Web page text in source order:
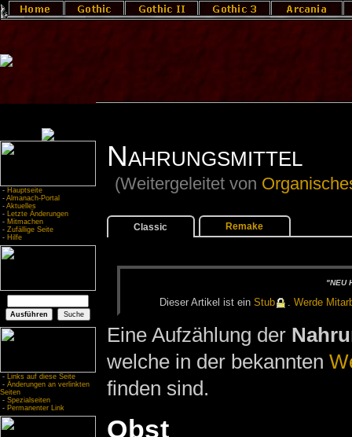
- Hauptseite
- Almanach-Portal
- Aktuelles
- Letzte Änderungen
- Mitmachen
- Zufällige Seite
- Hilfe
- Links auf diese Seite
- Änderungen an verlinkten
Seiten
- Spezialseiten
- Permanenter Link
Nahrungsmittel
(Weitergeleitet von
Classic Remake
"NEU
Die­ser Ar­ti­kel ist ein Stub Wer­de
Eine Aufzählung der
welche in der bekannten
finden sind.
Obst